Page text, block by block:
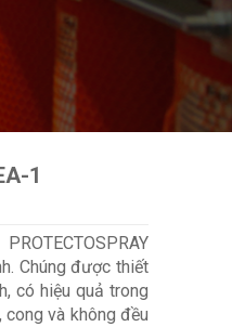
1
Chúng được thiết
có hiệu quả trong
và không đều